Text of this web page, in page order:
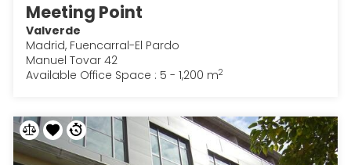
Meeting Point
Valverde
Madrid, Fuencarral-El Pardo
Manuel Tovar 42
Available Office Space : 5 - 1,200 m2